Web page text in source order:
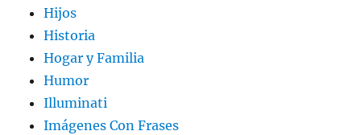
Hijos
Historia
Hogar y Familia
Humor
Illuminati
Imágenes Con Frases